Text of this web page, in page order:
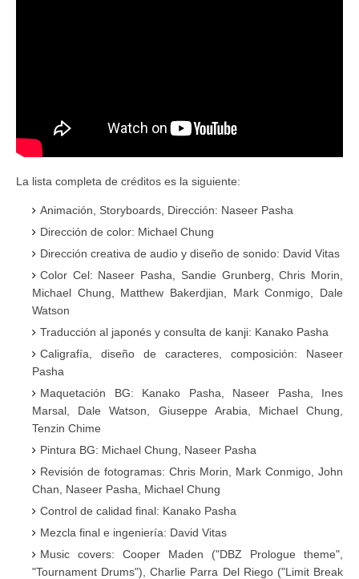
La lista completa de créditos es la siguiente:
Animación, Storyboards, Dirección: Naseer Pasha
Dirección de color: Michael Chung
Dirección creativa de audio y diseño de sonido: David Vitas
Color Cel: Naseer Pasha, Sandie Grunberg, Chris Morin,
Michael Chung, Matthew Bakerdjian, Mark Conmigo, Dale
Watson
Traducción al japonés y consulta de kanji: Kanako Pasha
Caligrafía, diseño de caracteres, composición: Naseer
Pasha
Maquetación BG: Kanako Pasha, Naseer Pasha, Ines
Marsal, Dale Watson, Giuseppe Arabia, Michael Chung,
Tenzin Chime
Pintura BG: Michael Chung, Naseer Pasha
Revisión de fotogramas: Chris Morin, Mark Conmigo, John
Chan, Naseer Pasha, Michael Chung
Control de calidad final: Kanako Pasha
Mezcla final e ingeniería: David Vitas
Music covers: Cooper Maden ("DBZ Prologue theme",
"Tournament Drums"), Charlie Parra Del Riego ("Limit Break